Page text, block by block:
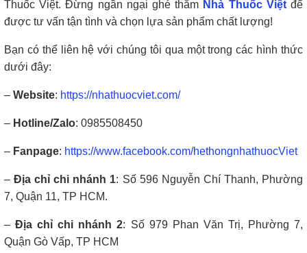
Thuốc Việt. Đừng ngần ngại ghé thăm Nhà Thuốc Việtđể
được tư vấn tận tình và chọn lựa sản phẩm chất lượng!
Bạn có thể liên hệ với chúng tôi qua một trong các hình thức
dưới đây:
– Website: https://nhathuocviet.com/
– Hotline/Zalo: 0985508450
– Fanpage: https://www.facebook.com/hethongnhathuocViet
–Địa chỉ chi nhánh 1: Số 596 Nguyễn Chí Thanh, Phường
7, Quận 11, TP HCM.
–Địa chỉ chi nhánh 2: Số 979 Phan Văn Trị, Phường 7,
Quận Gò Vấp, TP HCM